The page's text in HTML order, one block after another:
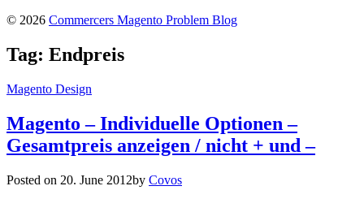
© 2026 Commercers Magento Problem Blog
Tag: Endpreis
Magento Design
Magento – Individuelle Optionen –
Gesamtpreis anzeigen / nicht + und –
Posted on 20. June 2012by Covos